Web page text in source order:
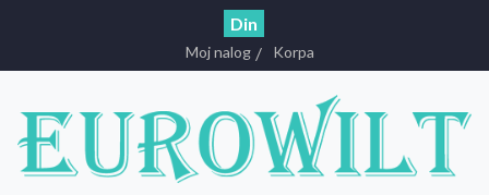
Din
Moj nalog Korpa